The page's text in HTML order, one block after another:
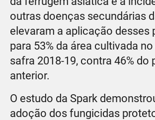
outras doenças secundárias
elevaram a aplicação desses
para 53% da área cultivada
safra 2018-19, contra 46% do
anterior.
O estudo da Spark
adoção dos fungicidas